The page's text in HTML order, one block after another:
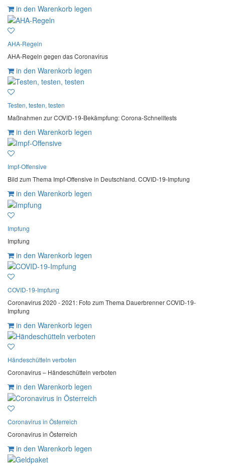
in den Warenkorb legen
AHA-Regeln
AHA-Regeln gegen das Coronavirus
in den Warenkorb legen
Testen, testen, testen
Maßnahmen zur COVID-19-Bekämpfung: Corona-Schnelltests
in den Warenkorb legen
Impf-Offensive
Bild zum Thema Impf-Offensive in Deutschland. COVID-19-Impfung
in den Warenkorb legen
Impfung
Impfung
in den Warenkorb legen
COVID-19-Impfung
Coronavirus 2020 - 2021: Foto zum Thema Dauerbrenner COVID-19-
Impfung
in den Warenkorb legen
Händeschütteln verboten
Coronavirus – Händeschütteln verboten
in den Warenkorb legen
Coronavirus in Österreich
Coronavirus in Österreich
in den Warenkorb legen